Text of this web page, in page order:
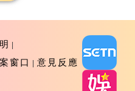
窗口 意見反應